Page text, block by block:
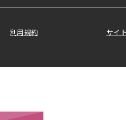
利用規約 サイ